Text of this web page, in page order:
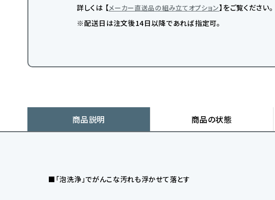
詳しくは 【メーカー直送品の組み立てオプション】をご覧ください。
※配送日は注文後14日以降であれば指定可。
商品説明 商品の状態
■「泡洗浄」でがんこな汚れも浮かせて落とす